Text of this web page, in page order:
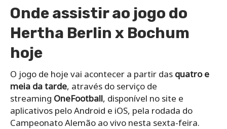
Onde assistir ao jogo do
Hertha Berlin x Bochum
hoje
O jogo de hoje vai acontecer a partir das quatro e
meia da tarde, através do serviço de
streaming OneFootball, disponível no site e
aplicativos pelo Android e iOS, pela rodada do
Campeonato Alemão ao vivo nesta sexta-feira.